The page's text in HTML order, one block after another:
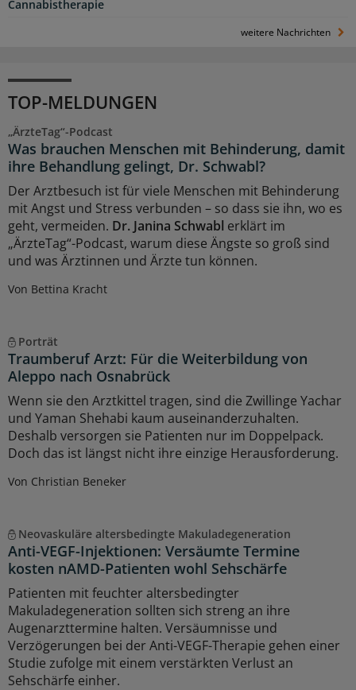
Cannabistherapie
weitere Nachrichten
TOP-MELDUNGEN
„ÄrzteTag“-Podcast
Was brauchen Menschen mit Behinderung, damit
ihre Behandlung gelingt, Dr. Schwabl?
Der Arztbesuch ist für viele Menschen mit Behinderung
mit Angst und Stress verbunden – so dass sie ihn, wo es
geht, vermeiden. Dr. Janina Schwabl erklärt im
„ÄrzteTag“-Podcast, warum diese Ängste so groß sind
und was Ärztinnen und Ärzte tun können.
Von Bettina Kracht
Porträt
Traumberuf Arzt: Für die Weiterbildung von
Aleppo nach Osnabrück
Wenn sie den Arztkittel tragen, sind die Zwillinge Yachar
und Yaman Shehabi kaum auseinanderzuhalten.
Deshalb versorgen sie Patienten nur im Doppelpack.
Doch das ist längst nicht ihre einzige Herausforderung.
Von Christian Beneker
Neovaskuläre altersbedingte Makuladegeneration
Anti-VEGF-Injektionen: Versäumte Termine
kosten nAMD-Patienten wohl Sehschärfe
Patienten mit feuchter altersbedingter
Makuladegeneration sollten sich streng an ihre
Augenarzttermine halten. Versäumnisse und
Verzögerungen bei der Anti-VEGF-Therapie gehen einer
Studie zufolge mit einem verstärkten Verlust an
Sehschärfe einher.